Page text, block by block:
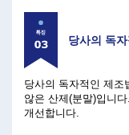
당사의 독
당사의 독자적인 제조
않은 산제(분말)입니
개선합니다.